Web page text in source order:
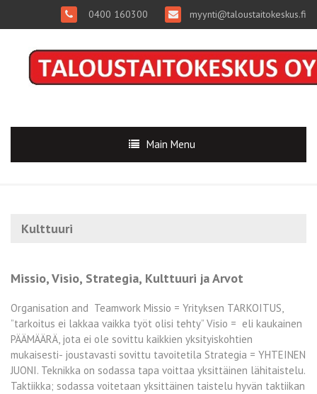
0400 160300 myynti@taloustaitokeskus.fi
Main Menu
Kulttuuri
Missio, Visio, Strategia, Kulttuuri ja Arvot
Organisation and Teamwork Missio = Yrityksen TARKOITUS,
”tarkoitus ei lakkaa vaikka työt olisi tehty” Visio = eli kaukainen
PÄÄMÄÄRÄ, jota ei ole sovittu kaikkien yksityiskohtien
mukaisesti- joustavasti sovittu tavoitetila Strategia = YHTEINEN
JUONI. Teknikka on sodassa tapa voittaa yksittäinen lähitaistelu.
Taktiikka; sodassa voitetaan yksittäinen taistelu hyvän taktiikan